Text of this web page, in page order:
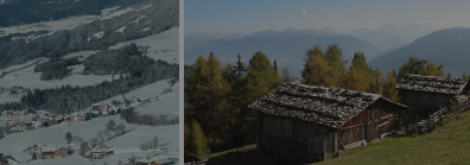
ab122,50 CHFab131,-
EUR
22-mal gebucht ★★★★☆797 Bewertungen